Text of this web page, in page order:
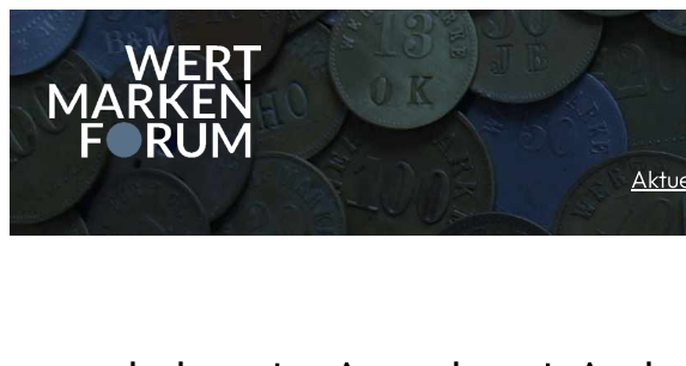
Zum
Inhalt
springen